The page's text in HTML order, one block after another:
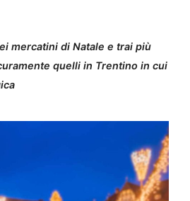
mercatini di Natale e trai più
quelli in Trentino in cui